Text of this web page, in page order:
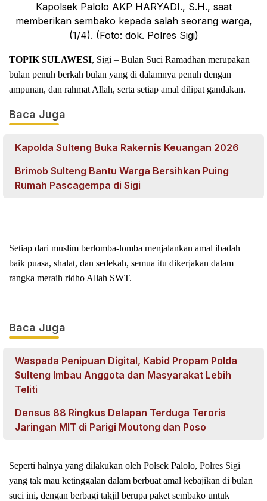
Kapolsek Palolo AKP HARYADI., S.H., saat
memberikan sembako kepada salah seorang warga,
(1/4). (Foto: dok. Polres Sigi)
TOPIK SULAWESI, Sigi – Bulan Suci Ramadhan merupakan
bulan penuh berkah bulan yang di dalamnya penuh dengan
ampunan, dan rahmat Allah, serta setiap amal dilipat gandakan.
Baca Juga
Kapolda Sulteng Buka Rakernis Keuangan 2026
Brimob Sulteng Bantu Warga Bersihkan Puing
Rumah Pascagempa di Sigi
Setiap dari muslim berlomba-lomba menjalankan amal ibadah
baik puasa, shalat, dan sedekah, semua itu dikerjakan dalam
rangka meraih ridho Allah SWT.
Baca Juga
Waspada Penipuan Digital, Kabid Propam Polda
Sulteng Imbau Anggota dan Masyarakat Lebih
Teliti
Densus 88 Ringkus Delapan Terduga Teroris
Jaringan MIT di Parigi Moutong dan Poso
Seperti halnya yang dilakukan oleh Polsek Palolo, Polres Sigi
yang tak mau ketinggalan dalam berbuat amal kebajikan di bulan
suci ini, dengan berbagi takjil berupa paket sembako untuk